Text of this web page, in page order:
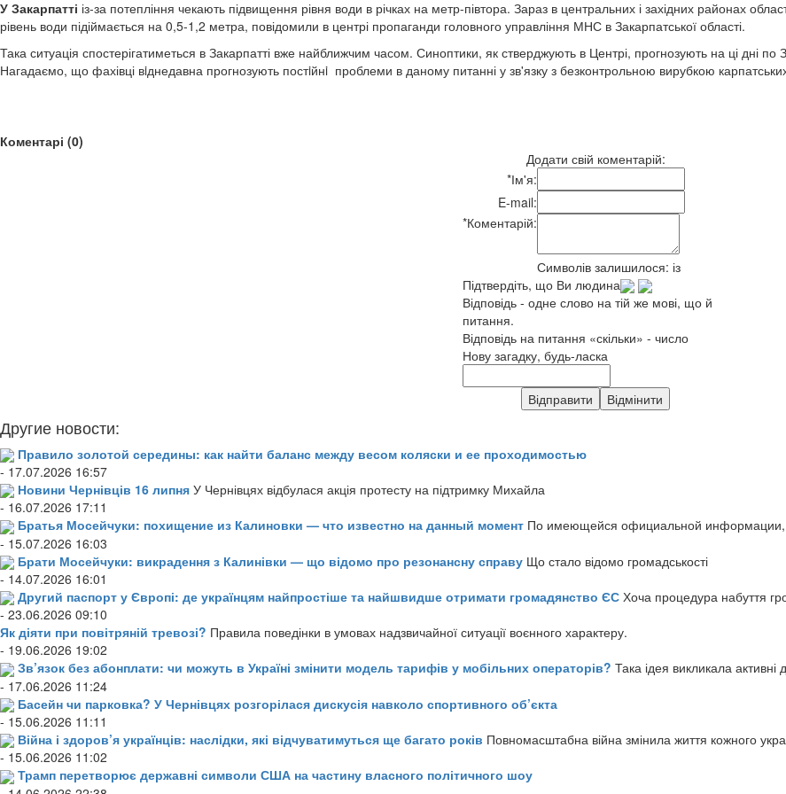
У Закарпатті із-за потепління чекають підвищення рівня води в річках на метр-півтора. Зараз в центральних і західних районах
рівень води підіймається на 0,5-1,2 метра, повідомили в центрі пропаганди головного управління МНС в Закарпатської області.
Така ситуація спостерігатиметься в Закарпатті вже найближчим часом. Синоптики, як стверджують в Центрі, прогнозують на ці дні по
Нагадаємо, що фахівці вiднедавна прогнозують постiйнi проблеми в даному питанні у зв'язку з безконтрольною вирубкою карпатських
Коментарі (0)
Додати свій коментарій:
*Ім'я:
E-mail:
*Коментарій:
Символів залишилося: із
Підтвердіть, що Ви людина
Відповідь - одне слово на тій же мові, що й
питання.
Відповідь на питання «скільки» - число
Нову загадку, будь-ласка
Другие новости:
Правило золотой середины: как найти баланс между весом коляски и ее проходимостью
- 17.07.2026 16:57
Новини Чернівців 16 липня У Чернівцях відбулася акція протесту на підтримку Михайла
- 16.07.2026 17:11
Братья Мосейчуки: похищение из Калиновки — что известно на данный момент По имеющейся официальной информации,
- 15.07.2026 16:03
Брати Мосейчуки: викрадення з Калинівки — що відомо про резонансну справу Що стало відомо громадськості
- 14.07.2026 16:01
Другий паспорт у Європі: де українцям найпростіше та найшвидше отримати громадянство ЄС Хоча процедура набуття
- 23.06.2026 09:10
Як діяти при повітряній тревозі? Правила поведінки в умовах надзвичайної ситуації воєнного характеру.
- 19.06.2026 19:02
Зв’язок без абонплати: чи можуть в Україні змінити модель тарифів у мобільних операторів? Така ідея викликала
- 17.06.2026 11:24
Басейн чи парковка? У Чернівцях розгорілася дискусія навколо спортивного об’єкта
- 15.06.2026 11:11
Війна і здоров’я українців: наслідки, які відчуватимуться ще багато років Повномасштабна війна змінила життя кожного
- 15.06.2026 11:02
Трамп перетворює державні символи США на частину власного політичного шоу